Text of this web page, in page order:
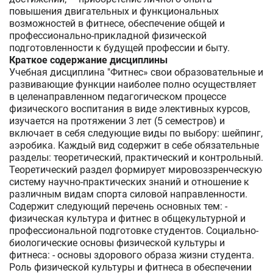
повышения двигательных и функциональных
возможностей в фитнесе, обеспечение общей и
профессионально-прикладной физической
подготовленности к будущей профессии и быту.
Краткое содержание дисциплины
Учебная дисциплина "Фитнес» свои образовательные и
развивающие функции наиболее полно осуществляет
в целенаправленном педагогическом процессе
физического воспитания в виде элективных курсов,
изучается на протяжении 3 лет (5 семестров) и
включает в себя следующие виды по выбору: шейпинг,
аэробика. Каждый вид содержит в себе обязательные
разделы: теоретический, практический и контрольный.
Теоретический раздел формирует мировоззренческую
систему научно-практических знаний и отношение к
различным видам спорта силовой направленности.
Содержит следующий перечень основных тем: -
физическая культура и фитнес в общекультурной и
профессиональной подготовке студентов. Социально-
биологические основы физической культуры и
фитнеса: - основы здорового образа жизни студента.
Роль физической культуры и фитнеса в обеспечении